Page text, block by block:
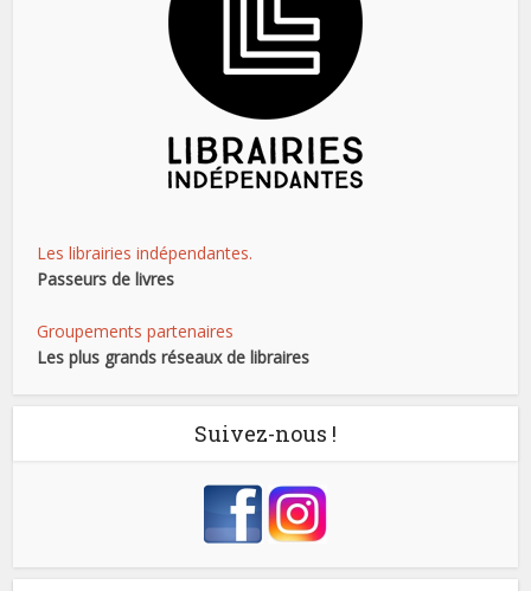
Les librairies indépendantes.
Passeurs de livres
Groupements partenaires
Les plus grands réseaux de libraires
Suivez-nous !